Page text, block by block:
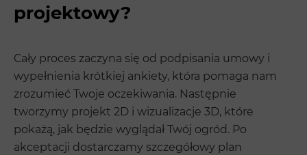
projektowy?
Cały proces zaczyna się od podpisania umowy i
wypełnienia krótkiej ankiety, która pomaga nam
zrozumieć Twoje oczekiwania. Następnie
tworzymy projekt 2D i wizualizacje 3D, które
pokażą, jak będzie wyglądał Twój ogród. Po
akceptacji dostarczamy szczegółowy plan